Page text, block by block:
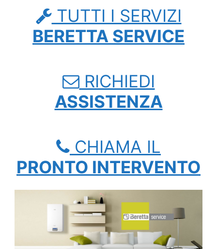
TUTTI I SERVIZI
BERETTA SERVICE
RICHIEDI
ASSISTENZA
CHIAMA IL
PRONTO INTERVENTO